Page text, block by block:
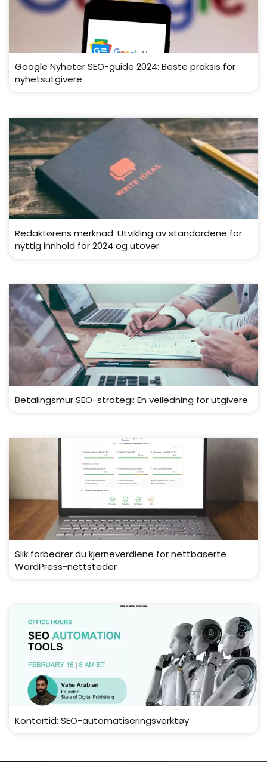
Google Nyheter SEO-guide 2024: Beste praksis for
nyhetsutgivere
Redaktørens merknad: Utvikling av standardene for
nyttig innhold for 2024 og utover
Betalingsmur SEO-strategi: En veiledning for utgivere
Slik forbedrer du kjerneverdiene for nettbaserte
WordPress-nettsteder
Kontortid: SEO-automatiseringsverktøy